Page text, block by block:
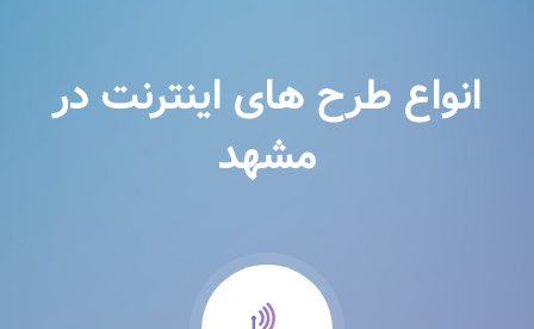
انواع طرح های اینترنت در
مشهد